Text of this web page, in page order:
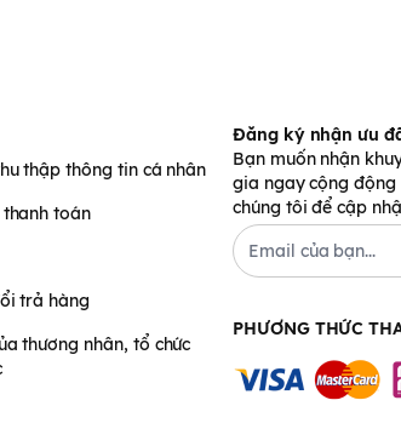
thập thông tin cá nhân
thanh toán
trả hàng
thương nhân, tổ chức
Đăng ký nhận ưu
Bạn muốn nhận
gia ngay cộng động
chúng tôi để cập
PHƯƠNG THỨC